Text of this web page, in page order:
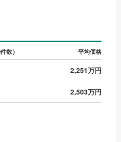
数） 平均価格
2,251万円
2,503万円
可（0）